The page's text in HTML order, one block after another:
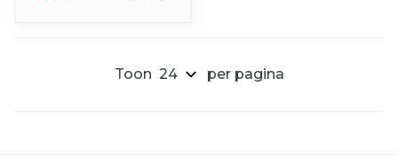
Toon per pagina